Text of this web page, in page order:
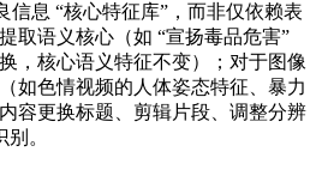
信息 “核心特征库”，而非仅依赖表
取语义核心（如 “宣扬毒品危害”
，核心语义特征不变）；对于图像
如色情视频的人体姿态特征、暴力
容更换标题、剪辑片段、调整分辨
。